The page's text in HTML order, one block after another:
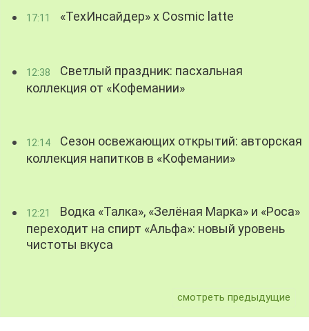
17:11 «ТехИнсайдер» х Cosmic latte
12:38
Светлый праздник: пасхальная
коллекция от «Кофемании»
12:14
Сезон освежающих открытий: авторская
коллекция напитков в «Кофемании»
12:21
Водка «Талка», «Зелёная Марка» и «Роса»
переходит на спирт «Альфа»: новый уровень
чистоты вкуса
смотреть предыдущие